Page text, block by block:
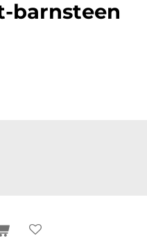
barnsteen